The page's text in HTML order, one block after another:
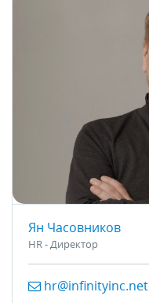
Ян Часовников
HR - Директор
hr@infinityinc.net